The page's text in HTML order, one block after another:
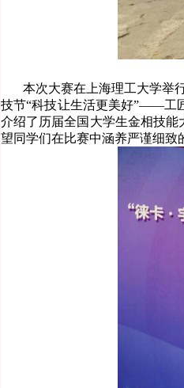
本次大赛在上海理工大学举
技节“科技让生活更美好”——工
介绍了历届全国大学生金相技
望同学们在比赛中涵养严谨细致